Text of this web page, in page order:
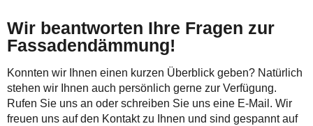
Wir beantworten Ihre Fragen zur
Fassadendämmung!
Konnten wir Ihnen einen kurzen Überblick geben? Natürlich
stehen wir Ihnen auch persönlich gerne zur Verfügung.
Rufen Sie uns an oder schreiben Sie uns eine E-Mail. Wir
freuen uns auf den Kontakt zu Ihnen und sind gespannt auf